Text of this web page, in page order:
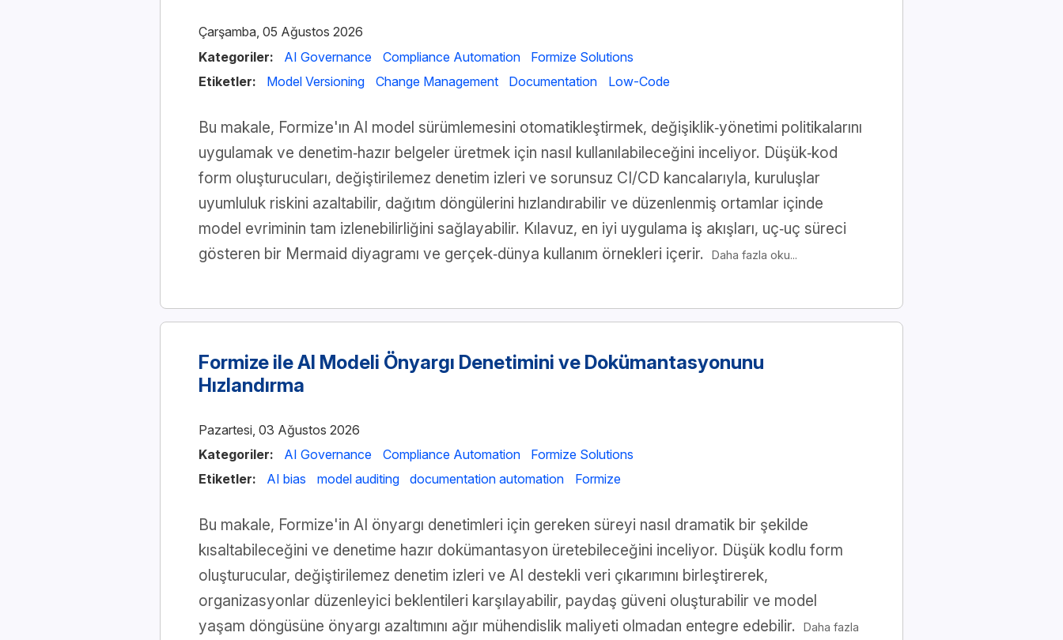
Çarşamba, 05 Ağustos 2026
Kategoriler:
AI Governance Compliance Automation
Formize Solutions
Etiketler:
Model Versioning Change Management Documentation Low-Code
Bu makale, Formize'ın AI model sürümlemesini otomatikleştirmek, değişiklik‑yönetimi politikalarını
uygulamak ve denetim‑hazır belgeler üretmek için nasıl kullanılabileceğini inceliyor. Düşük‑kod
form oluşturucuları, değiştirilemez denetim izleri ve sorunsuz CI/CD kancalarıyla, kuruluşlar
uyumluluk riskini azaltabilir, dağıtım döngülerini hızlandırabilir ve düzenlenmiş ortamlar içinde
model evriminin tam izlenebilirliğini sağlayabilir. Kılavuz, en iyi uygulama iş akışları, uç‑uç süreci
gösteren bir Mermaid diyagramı ve gerçek‑dünya kullanım örnekleri içerir.
Daha fazla oku...
Formize ile AI Modeli Önyargı Denetimini ve Dokümantasyonunu
Hızlandırma
Pazartesi, 03 Ağustos 2026
Kategoriler:
AI Governance Compliance Automation
Formize Solutions
Etiketler:
AI bias model auditing documentation automation Formize
Bu makale, Formize'in AI önyargı denetimleri için gereken süreyi nasıl dramatik bir şekilde
kısaltabileceğini ve denetime hazır dokümantasyon üretebileceğini inceliyor. Düşük kodlu form
oluşturucular, değiştirilemez denetim izleri ve AI destekli veri çıkarımını birleştirerek,
organizasyonlar düzenleyici beklentileri karşılayabilir, paydaş güveni oluşturabilir ve model
yaşam döngüsüne önyargı azaltımını ağır mühendislik maliyeti olmadan entegre edebilir.
Daha fazla